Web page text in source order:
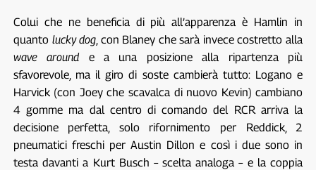
Colui che ne beneficia di più all’apparenza è Hamlin in
quanto lucky dog , con Blaney che sarà invece costretto alla
wave arounde a una posizione alla ripartenza più
sfavorevole, ma il giro di soste cambierà tutto: Logano e
Harvick (con Joey che scavalca di nuovo Kevin) cambiano
4 gomme ma dal centro di comando del RCR arriva la
decisione perfetta, solo rifornimento per Reddick, 2
pneumatici freschi per Austin Dillon e così i due sono in
testa davanti a Kurt Busch – scelta analoga – e la coppia